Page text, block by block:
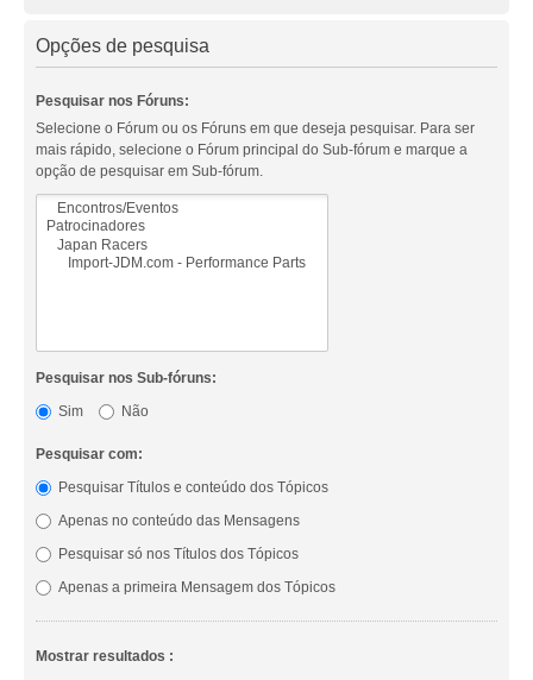
Opções de pesquisa
Pesquisar nos Fóruns:
Selecione o Fórum ou os Fóruns em que deseja pesquisar. Para ser
mais rápido, selecione o Fórum principal do Sub-fórum e marque a
opção de pesquisar em Sub-fórum.
Pesquisar nos Sub-fóruns:
Sim
Não
Pesquisar com:
Pesquisar Títulos e conteúdo dos Tópicos
Apenas no conteúdo das Mensagens
Pesquisar só nos Títulos dos Tópicos
Apenas a primeira Mensagem dos Tópicos
Mostrar resultados :